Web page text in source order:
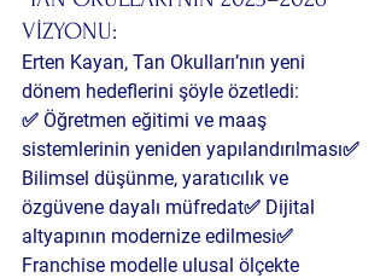
VİZYONU:
Erten Kayan, Tan Okulları’nın yeni
dönem hedeflerini şöyle özetledi:
✅ Öğretmen eğitimi ve maaş
sistemlerinin yeniden yapılandırılması✅
Bilimsel düşünme, yaratıcılık ve
özgüvene dayalı müfredat✅ Dijital
altyapının modernize edilmesi✅
Franchise modelle ulusal ölçekte